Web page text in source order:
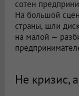
сотен
На большой
страны, шли
на малой —
Не кризис,